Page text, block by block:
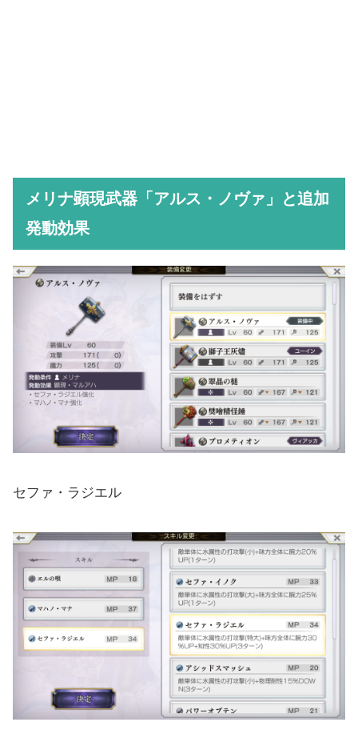
メリナ顕現武器「アルス・ノヴァ」と追加
発動効果
セファ・ラジエル